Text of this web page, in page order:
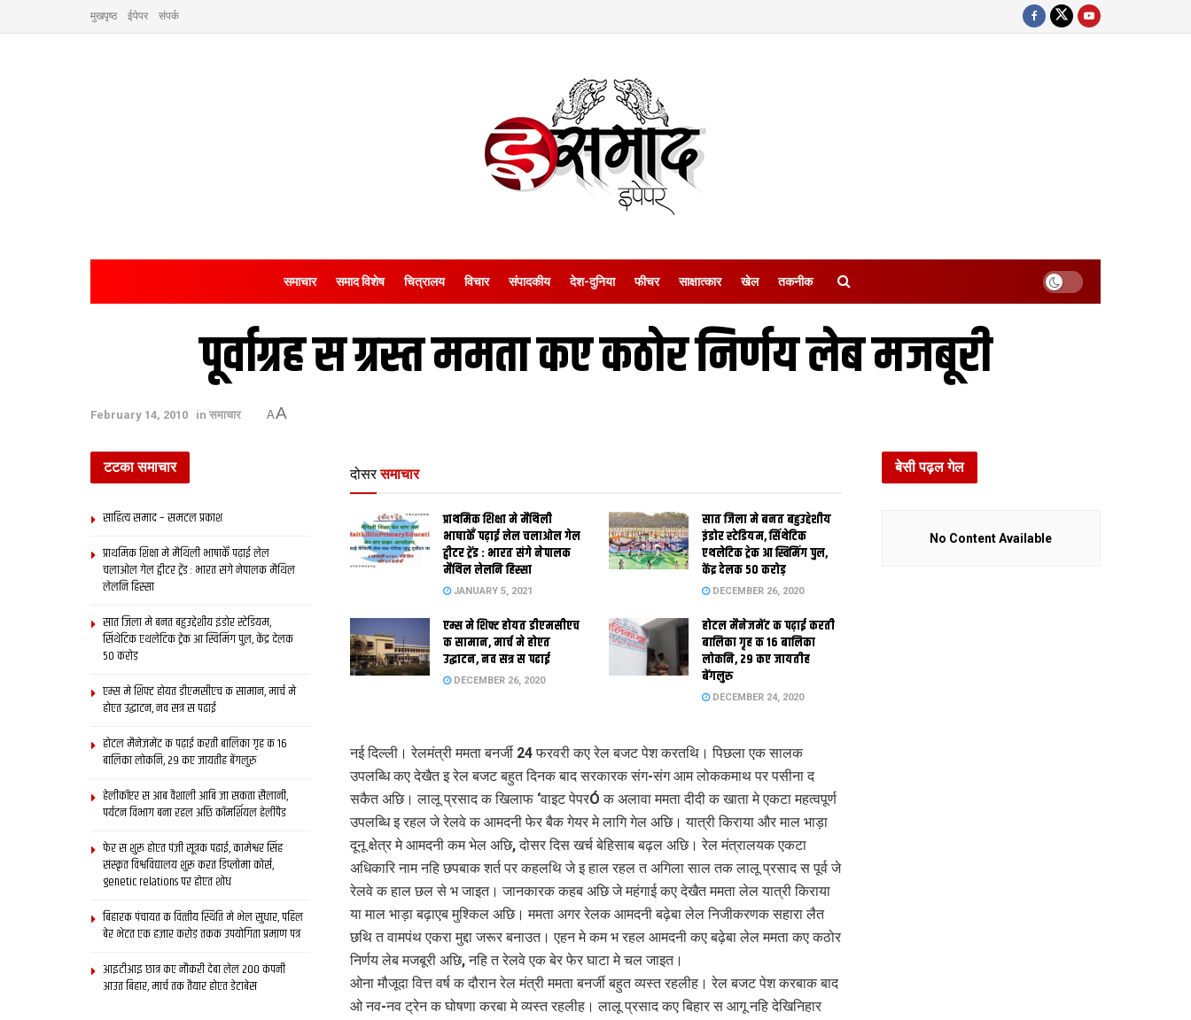
मुखपृष्ठ ईपेपर संपर्क
समाचार समाद विशेष चित्रालय विचार संपादकीय देश-दुनिया फीचर साक्षात्‍कार खेल तकनीक
पूर्वाग्रह स ग्रस्त ममता कए कठोर निर्णय लेब मजबूरी
February 14, 2010 in समाचार AA
दोसर समाचार
प्राथमिक शि‍क्षा मे मैथि‍ली
भाषाकेँ पढ़ाई लेल चलाओल गेल
ट्वीटर ट्रेंड : भारत संगे नेपालक
मैथिल लेलनि हिस्सा
JANUARY 5, 2021
सात जिला मे बनत बहुउद्देशीय
इंडोर स्‍टेडि‍यम, सिंथेटिक
एथलेटिक ट्रेक आ स्विमिंग पुल,
केंद्र देलक 50 करोड़
DECEMBER 26, 2020
एम्स मे शिफ्ट होयत डीएमसीएच
क सामान, मार्च मे होएत
उद्घाटन, नव सत्र स पढाई
DECEMBER 26, 2020
होटल मैनेजमेंट क पढ़ाई करती
बालिका गृह क 16 बालिका
लोकनि, 29 कए जायतीह
बेंगलुरु
DECEMBER 24, 2020
नई दिल्ली। रेलमंत्री ममता बनर्जी 24 फरवरी कए रेल बजट पेश करतथि। पिछला एक सालक
उपलब्धि कए देखैत इ रेल बजट बहुत दिनक बाद सरकारक संग-संग आम लोककमाथ पर पसीना द
सकैत अछि। लालू प्रसाद क खिलाफ ‘वाइट पेपरÓ क अलावा ममता दीदी क खाता मे एकटा महत्वपूर्ण
उपलब्धि इ रहल जे रेलवे क आमदनी फेर बैक गेयर मे लागि गेल अछि। यात्री किराया और माल भाड़ा
दूनू क्षेत्र मे आमदनी कम भेल अछि, दोसर दिस खर्च बेहिसाब बढ़ल अछि। रेल मंत्रालयक एकटा
अधिकारि नाम नहि छपबाक शर्त पर कहलथि जे इ हाल रहल त अगिला साल तक लालू प्रसाद स पूर्व जे
रेलवे क हाल छल से भ जाइत। जानकारक कहब अछि जे महंगाई कए देखैत ममता लेल यात्री किराया
या माल भाड़ा बढ़ाएब मुश्किल अछि। ममता अगर रेलक आमदनी बढ़ेबा लेल निजीकरणक सहारा लैत
छथि त वामपंथ एकरा मुद्दा जरूर बनाउत। एहन मे कम भ रहल आमदनी कए बढ़ेबा लेल ममता कए कठोर
निर्णय लेब मजबूरी अछि, नहि त रेलवे एक बेर फेर घाटा मे चल जाइत।
ओना मौजूदा वित्त वर्ष क दौरान रेल मंत्री ममता बनर्जी बहुत व्यस्त रहलीह। रेल बजट पेश करबाक बाद
ओ नव-नव ट्रेन क घोषणा करबा मे व्यस्त रहलीह। लालू प्रसाद कए बिहार स आगू नहि देखिनिहार
टटका समाचार
साहित्य समाद – समटल प्रकाश
प्राथमिक शि‍क्षा मे मैथि‍ली भाषाकेँ पढ़ाई लेल
चलाओल गेल ट्वीटर ट्रेंड : भारत संगे नेपालक मैथिल
लेलनि हिस्सा
सात जिला मे बनत बहुउद्देशीय इंडोर स्‍टेडि‍यम,
सिंथेटिक एथलेटिक ट्रेक आ स्विमिंग पुल, केंद्र देलक
50 करोड़
एम्स मे शिफ्ट होयत डीएमसीएच क सामान, मार्च मे
होएत उद्घाटन, नव सत्र स पढाई
होटल मैनेजमेंट क पढ़ाई करती बालिका गृह क 16
बालिका लोकनि, 29 कए जायतीह बेंगलुरु
हेलीकॉप्टर स आब वैशाली आबि जा सकता सैलानी,
पर्यटन विभाग बना रहल अछि कॉमर्शियल हेलीपैड
फेर स शुरू होएत पंजी सूत्रक पढाई, कामेश्वर सिंह
संस्कृत विश्वविद्यालय शुरू करत डिप्लोमा कोर्स,
genetic relations पर होएत शोध
बिहारक पंचायत क वित्‍तीय स्थिति मे भेल सुधार, पहिल
बेर भेटत एक हजार करोड़ तकक उपयोगिता प्रमाण पत्र
आइटीआइ छात्र कए नौकरी देबा लेल 200 कंपनी
आउत बिहार, मार्च तक तैयार होएत डेटाबेस
बेसी पढ़ल गेल
No Content Available